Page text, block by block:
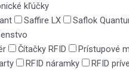
kľúčky
Saffire LX
Saflok
Čítačky RFID
Prístupové
RFID náramky
RFID